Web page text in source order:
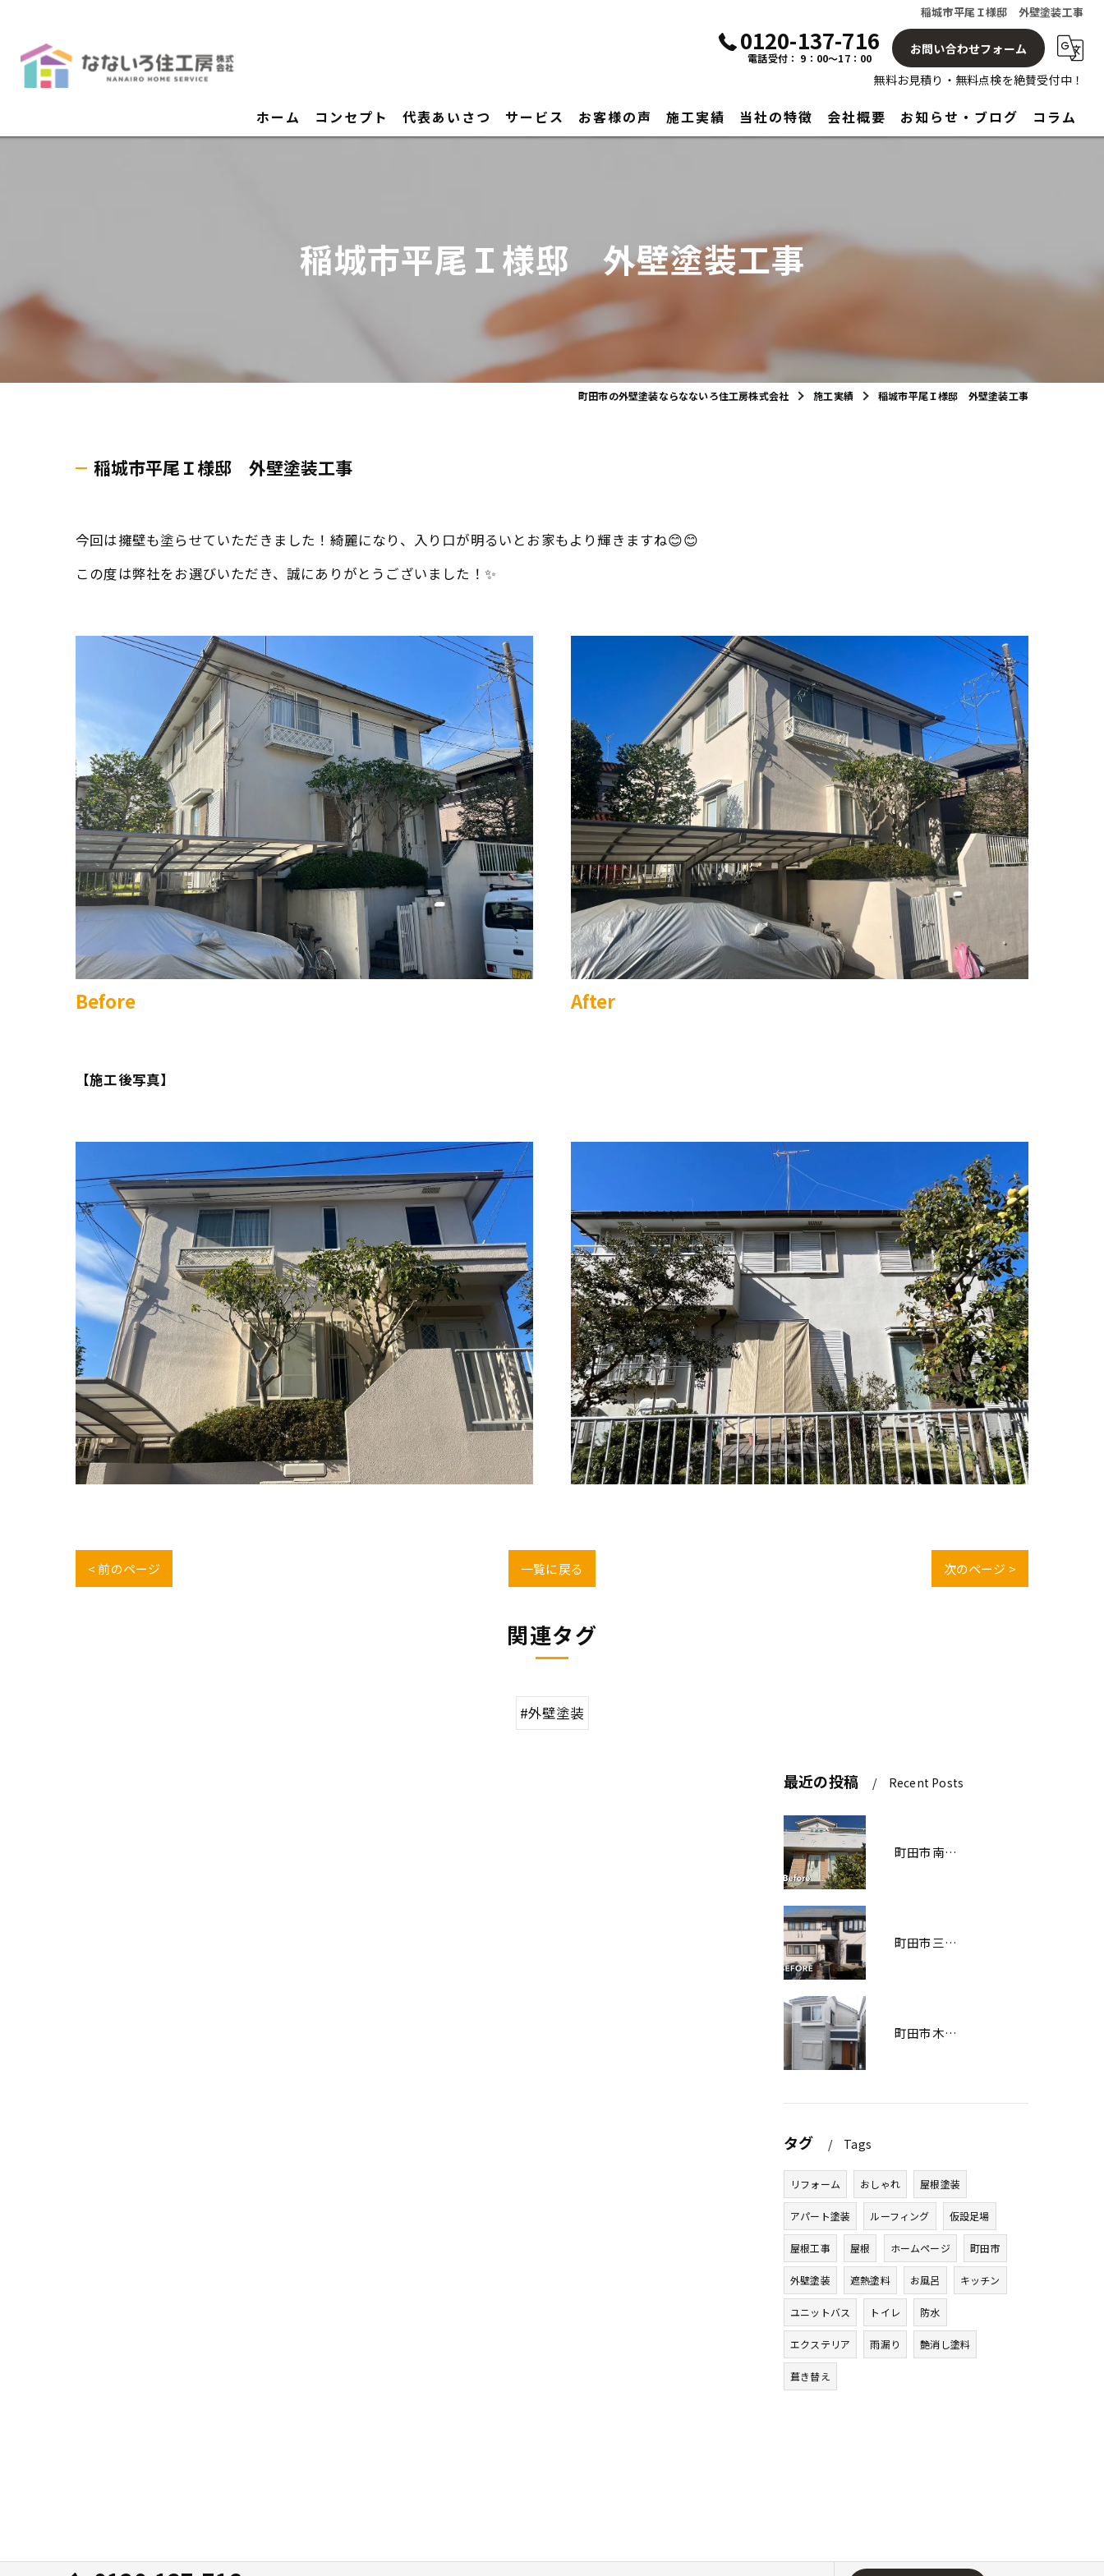
稲城市平尾Ｉ様邸 外壁塗装工事
0120-137-716
電話受付： 9：00～17：00
お問い合わせフォーム
無料お見積り・無料点検を絶賛受付中！
ホーム コンセプト 代表あいさつ サービス お客様の声 施工実績 当社の特徴
見積もり
アフターサービス
会社概要 お知らせ・ブログ コラム
稲城市平尾Ｉ様邸 外壁塗装工事
町田市の外壁塗装ならなないろ住工房株式会社 施工実績 稲城市平尾Ｉ様邸 外壁塗装工事
稲城市平尾Ｉ様邸 外壁塗装工事
今回は擁壁も塗らせていただきました！綺麗になり、入り口が明るいとお家もより輝きますね😊😊
この度は弊社をお選びいただき、誠にありがとうございました！✨
Before After
【施工後写真】
< 前のページ 一覧に戻る 次のページ >
関連タグ
#外壁塗装
最近の投稿 Recent Posts
町田市南大谷О様邸 外壁塗装工事
町田市三輪緑山Ｋ様邸 外壁・屋根塗装工事
町田市木曽西Ｉ様邸 外壁塗装工事
タグ Tags
リフォーム おしゃれ 屋根塗装
アパート塗装 ルーフィング 仮設足場
屋根工事 屋根 ホームページ 町田市
外壁塗装 遮熱塗料 お風呂 キッチン
ユニットバス トイレ 防水
エクステリア 雨漏り 艶消し塗料
葺き替え